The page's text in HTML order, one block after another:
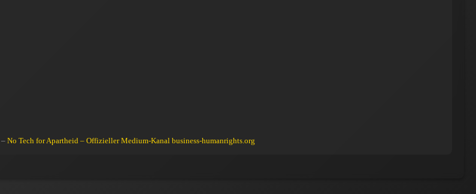
– No Tech for Apartheid – Offizieller Medium-Kanal business-humanrights.org